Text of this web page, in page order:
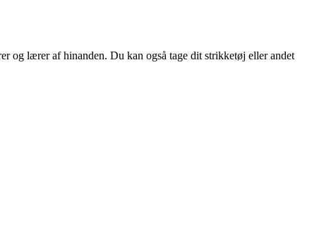
og lærer af hinanden. Du kan også tage dit strikketøj eller andet